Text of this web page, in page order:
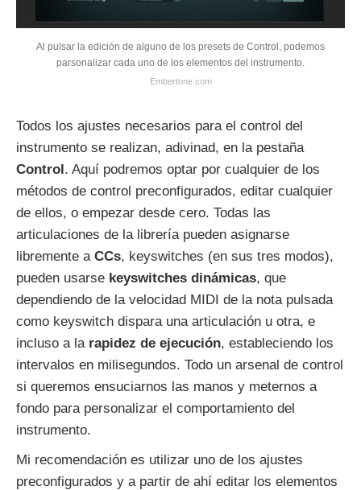
Al pulsar la edición de alguno de los presets de Control, podemos
parsonalizar cada uno de los elementos del instrumento.
Embertone.com
Todos los ajustes necesarios para el control del
instrumento se realizan, adivinad, en la pestaña
Control. Aquí podremos optar por cualquier de los
métodos de control preconfigurados, editar cualquier
de ellos, o empezar desde cero. Todas las
articulaciones de la librería pueden asignarse
libremente a CCs, keyswitches (en sus tres modos),
pueden usarse keyswitches dinámicas, que
dependiendo de la velocidad MIDI de la nota pulsada
como keyswitch dispara una articulación u otra, e
incluso a la rapidez de ejecución, estableciendo los
intervalos en milisegundos. Todo un arsenal de control
si queremos ensuciarnos las manos y meternos a
fondo para personalizar el comportamiento del
instrumento.
Mi recomendación es utilizar uno de los ajustes
preconfigurados y a partir de ahí editar los elementos